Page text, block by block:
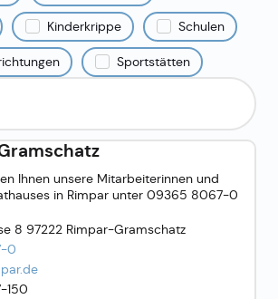
Kinderkrippe Schulen
Sportstätten
Ihnen unsere Mitarbeiterinnen und
in Rimpar unter 09365 8067-0
8 97222 Rimpar-Gramschatz
0
150